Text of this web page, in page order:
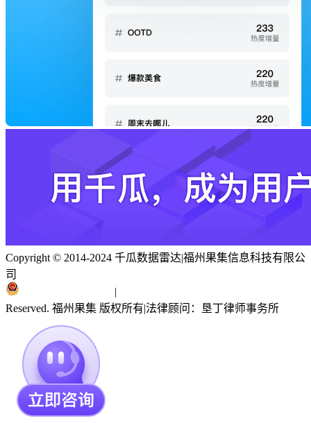
Copyright © 2014-2024 千瓜数据雷达|福州果集信息科技有限公
司
|
Reserved. 福州果集 版权所有|法律顾问：垦丁律师事务所